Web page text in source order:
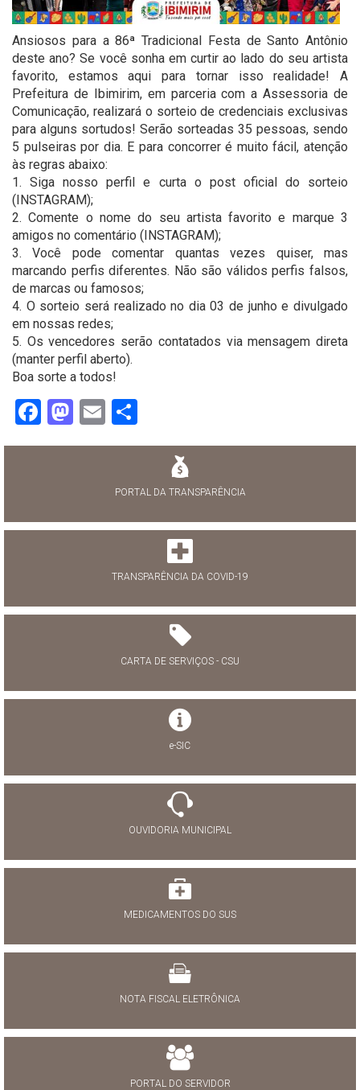
Ansiosos para a 86ª Tradicional Festa de Santo Antônio
deste ano? Se você sonha em curtir ao lado do seu artista
favorito, estamos aqui para tornar isso realidade! A
Prefeitura de Ibimirim, em parceria com a Assessoria de
Comunicação, realizará o sorteio de credenciais exclusivas
para alguns sortudos! Serão sorteadas 35 pessoas, sendo
5 pulseiras por dia. E para concorrer é muito fácil, atenção
às regras abaixo:
1. Siga nosso perfil e curta o post oficial do sorteio
(INSTAGRAM);
2. Comente o nome do seu artista favorito e marque 3
amigos no comentário (INSTAGRAM);
3. Você pode comentar quantas vezes quiser, mas
marcando perfis diferentes. Não são válidos perfis falsos,
de marcas ou famosos;
4. O sorteio será realizado no dia 03 de junho e divulgado
em nossas redes;
5. Os vencedores serão contatados via mensagem direta
(manter perfil aberto).
Boa sorte a todos!
Facebook
Mastodon
Email
PORTAL DA TRANSPARÊNCIA
TRANSPARÊNCIA DA COVID-19
CARTA DE SERVIÇOS - CSU
e-SIC
OUVIDORIA MUNICIPAL
MEDICAMENTOS DO SUS
NOTA FISCAL ELETRÔNICA
PORTAL DO SERVIDOR